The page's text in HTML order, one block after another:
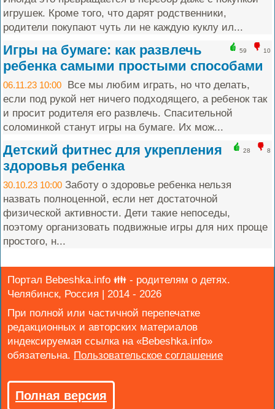
игрушек. Кроме того, что дарят родственники,
родители покупают чуть ли не каждую куклу ил...
59 10
Игры на бумаге: как развлечь
ребенка самыми простыми способами
06.11.23 10:00 Все мы любим играть, но что делать,
если под рукой нет ничего подходящего, а ребенок так
и просит родителя его развлечь. Спасительной
соломинкой станут игры на бумаге. Их мож...
28 8
Детский фитнес для укрепления
здоровья ребенка
30.10.23 10:00 Заботу о здоровье ребенка нельзя
назвать полноценной, если нет достаточной
физической активности. Дети такие непоседы,
поэтому организовать подвижные игры для них проще
простого, н...
Портал Bebeshka.info 👪 - родителям о детях.
Челябинск, Россия | 2014 - 2026
При полной или частичной перепечатке
редакционных и авторских материалов
индексируемая ссылка на «Bebeshka.info»
обязательна.
Полная версия